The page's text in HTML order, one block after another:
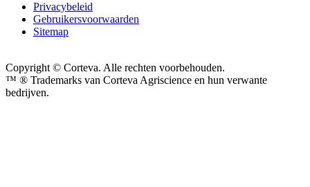
Privacybeleid
Gebruikersvoorwaarden
Sitemap
Copyright © Corteva. Alle rechten voorbehouden.
™ ® Trademarks van Corteva Agriscience en hun verwante
bedrijven.